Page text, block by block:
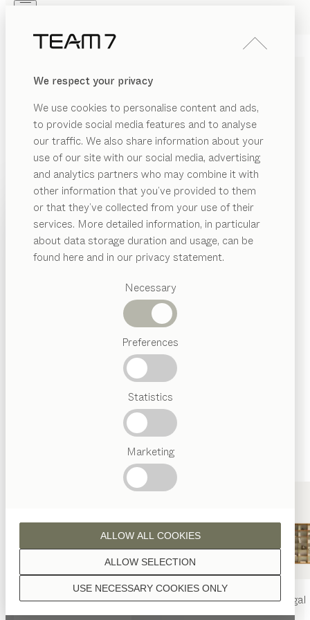
We respect your privacy
We use cookies to personalise content and ads,
to provide social media features and to analyse
our traffic. We also share information about your
use of our site with our social media, advertising
and analytics partners who may combine it with
other information that you’ve provided to them
or that they’ve collected from your use of their
services. More detailed information, in particular
about data storage duration and usage, can be
found here and in our privacy statement.
Necessary
Preferences
Statistics
Marketing
USE NECESSARY COOKIES ONLY
ALLOW SELECTION
ALLOW ALL COOKIES
PRODUKTE
INSPIRATION
HÄNDLER
Vorgeschlagene
Kategorien
Österreichisches
Handwerk
nyaTisch nyaStuhl filignoRegal
PRODUKTE
INSPIRATION
ÜBER UNS
sidekickBEISTELLTISCH
von Stefan Radinger
Als smartobject konzipiert, passt sich sidekick
individuellen Anforderungen an. Das klare und ebenso
geniale Design ermöglicht eine breite Palette an
Anwendungen, ob stehend als Beistelltisch oder
liegend als Couchtisch.
KONFIGURIEREN
Wenn nicht anders angeführt, werden alle
Holzoberflächen mit reinem Naturöl veredelt.
Nussbaum Wild
Eiche